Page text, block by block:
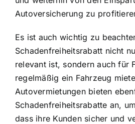
Autoversicherung zu
Es ist auch wichtig zu
Schadenfreiheitsrabatt nicht
relevantist, sondern auch für
regelmäßig ein Fahrzeug
Autovermietungen bieten
Schadenfreiheitsrabatte an,
dass ihre Kunden sicher und